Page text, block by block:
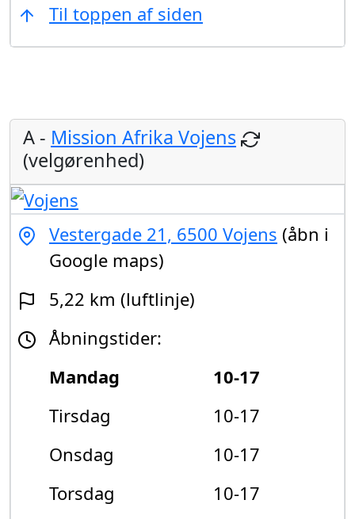
Til toppen af siden
A - Mission Afrika Vojens
(velgørenhed)
Vestergade 21, 6500 Vojens (åbn i
Google maps)
5,22 km (luftlinje)
Åbningstider:
Mandag
10-17
Tirsdag
10-17
Onsdag
10-17
Torsdag
10-17